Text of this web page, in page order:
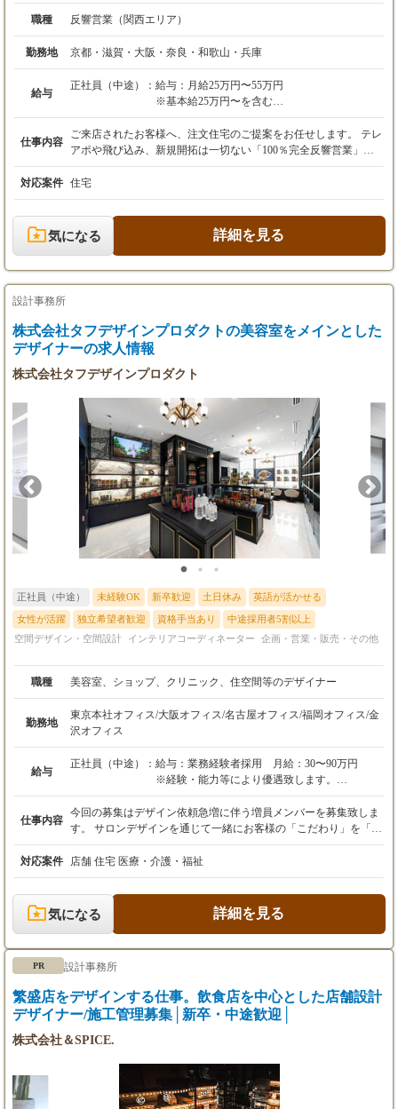
職種 反響営業（関西エリア）
勤務地 京都・滋賀・大阪・奈良・和歌山・兵庫
給与
正社員（中途）： 給与：月給25万円〜55万円
※基本給25万円〜を含む
※経験・能力を考慮の上、決定します。
※残業代は別途全額支給されます。
【インセンティブについて】
ブが別途支給されます。
【昇給・賞与】
・賞与実績：年2回
む）
・年収1,000万円／経験8年（インセンティブ等
・年収1,500万円／経験5年（インセンティブ等
※想定年収：325万円〜750万円（インセンティ
ブや残業代等は含まず）
仕事内容
ご来店されたお客様へ、注文住宅のご提案をお任せします。 テレ
アポや飛び込み、新規開拓は一切ない「100％完全反響営業」で
す。 お客様の理想の住まいを実現するため、丁寧なヒアリングか
らプラン提案、ご契約、お引渡しまで一貫して担当します。 ＜具
体的な業務＞ ・お客様の要望ヒアリング ・間取りやデザインな
どのプラン提案 ・見積書や契約書の作成、手続き ・竣工時の立
ち合い、引継ぎ ・お引渡し、アフターフォロー 1人あたり月10～
15組ほどのお客様を担当し、じっくりと向き合える環境です。 私
な姿勢が成果に繋がる仕事です。 入社後は、未経験の方を前提と
した研修からスタート。 教育担当や上司が、業界の基礎知識から
商品知識、図面や見積もりの作成、ローンについてまで丁寧に指
導します。 ゆっくりと成長していただけるサポート体制が整って
284-4 ・住まいづくり館 京都 京都府京都市伏見区竹田中内畑町31
・京都西院営業所 京都府京都市右京区西院月双町1番 ・住まいづ
くり館 堺 大阪府堺市美原区黒山139番地2 ・高槻営業所 大阪府高
槻市辻子一丁目9番22号 ・住まいづくり館 奈良 奈良県大和高田市
大字神楽281-1 ・大和郡山営業所 奈良県大和郡山市筒井町1152-1
・住まいづくり館 和歌山 和歌山県岩出市中島606-1 ・田辺営業所
和歌山県田辺市新庄町1580番地5 ・住まいづくり館 伊丹 兵庫県伊
丹市中野北三丁目4番2号 ・尼崎営業所 兵庫県尼崎市西長洲町一
丁目8番13号 ・住まいづくり館 加古川 兵庫県加古川市野口町長砂
1166番地1 ・住まいづくり館 姫路 兵庫県姫路市飾磨区三宅一丁目
対応案件 住宅
気になる 詳細を見る
設計事務所
株式会社タフデザインプロダクトの美容室をメインとした
デザイナーの求人情報
株式会社タフデザインプロダクト
正社員（中途） 未経験OK 新卒歓迎 土日休み 英語が活かせる
女性が活躍 独立希望者歓迎 資格手当あり
中途採用者5割以上
空間デザイン・空間設計
インテリアコーディネーター 企画・営業・販売・その他
職種 美容室、ショップ、クリニック、住空間等のデザイナー
勤務地
東京本社オフィス/大阪オフィス/名古屋オフィス/福岡オフィス/金
沢オフィス
給与
正社員（中途）： 給与：業務経験者採用 月給：30〜90万円
※経験・能力等により優遇致します。
※面接時にお互い納得いくまで話し合いましょ
う。
賞与年1回、業績に応じて別途決算賞与あり
昇給年1回
仕事内容
今回の募集はデザイン依頼急増に伴う増員メンバーを募集致しま
す。 サロンデザインを通じて一緒にお客様の「こだわり」を「カ
タチ」にしていきましょう。 弊社リクルートサイト https://tough-d
p.jp/recruit/ デザイナー全員の個性が際立つホームページの施工事
例を見てください。日々更新されるこの多彩な事例が当社の強み
です。 http://www.tough-dp.jp ほとんどの新規依頼がこのホームペ
ージを閲覧して問い合わせがきます。（50件以上/月） 全国5拠点
展開。各オフィスでフラットな環境のもとスタッフ同士で刺激を
財務状況、売上等をオープンにしております。 「デザイン」をビ
ジネスとして成り立たたせる環境を築き、デザイナーが精一杯活
躍しその成果を還元する事が会社の使命だと考えます。 ひとりで
も多くの方々とお会いしたいと思っています。 ご応募お待ちして
おります。
対応案件 店舗 住宅 医療・介護・福祉
気になる 詳細を見る
PR 設計事務所
繁盛店をデザインする仕事。飲食店を中心とした店舗設計
デザイナー/施工管理募集│新卒・中途歓迎│
株式会社＆SPICE.